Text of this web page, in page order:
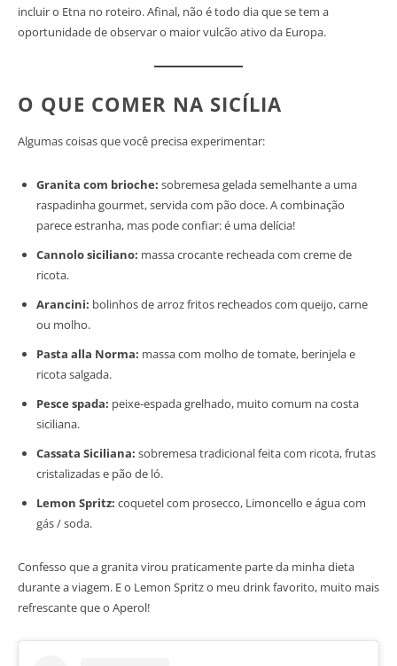
incluir o Etna no roteiro. Afinal, não é todo dia que se tem a
oportunidade de observar o maior vulcão ativo da Europa.
O QUE COMER NA SICÍLIA
Algumas coisas que você precisa experimentar:
Granita com brioche: sobremesa gelada semelhante a uma
raspadinha gourmet, servida com pão doce. A combinação
parece estranha, mas pode confiar: é uma delícia!
Cannolo siciliano: massa crocante recheada com creme de
ricota.
Arancini: bolinhos de arroz fritos recheados com queijo, carne
ou molho.
Pasta alla Norma: massa com molho de tomate, berinjela e
ricota salgada.
Pesce spada: peixe-espada grelhado, muito comum na costa
siciliana.
Cassata Siciliana: sobremesa tradicional feita com ricota, frutas
cristalizadas e pão de ló.
Lemon Spritz: coquetel com prosecco, Limoncello e água com
gás / soda.
Confesso que a granita virou praticamente parte da minha dieta
durante a viagem. E o Lemon Spritz o meu drink favorito, muito mais
refrescante que o Aperol!